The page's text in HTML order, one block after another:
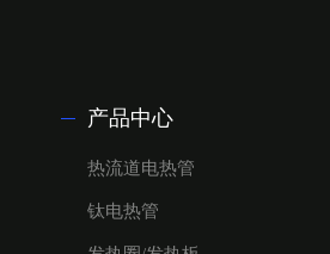
产品中心
热流道电热管
钛电热管